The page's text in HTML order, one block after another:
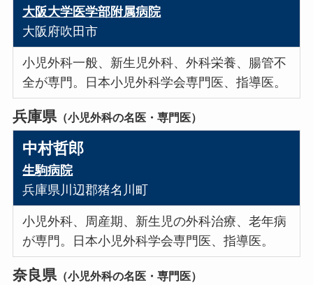
大阪大学医学部附属病院
大阪府吹田市
小児外科一般、新生児外科、外科栄養、腸管不
全が専門。日本小児外科学会専門医、指導医。
兵庫県（小児外科の名医・専門医）
中村哲郎
生駒病院
兵庫県川辺郡猪名川町
小児外科、周産期、新生児の外科治療、老年病
が専門。日本小児外科学会専門医、指導医。
奈良県（小児外科の名医・専門医）